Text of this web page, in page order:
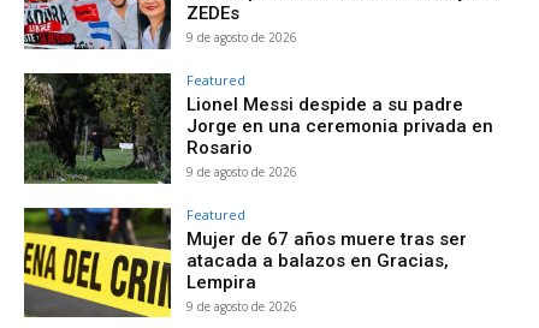
ZEDEs
9 de agosto de 2026
Featured
Lionel Messi despide a su padre
Jorge en una ceremonia privada en
Rosario
9 de agosto de 2026
Featured
Mujer de 67 años muere tras ser
atacada a balazos en Gracias,
Lempira
9 de agosto de 2026